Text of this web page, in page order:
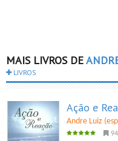
MAIS LIVROS DE
LIVROS
Ação e
Andre Luiz